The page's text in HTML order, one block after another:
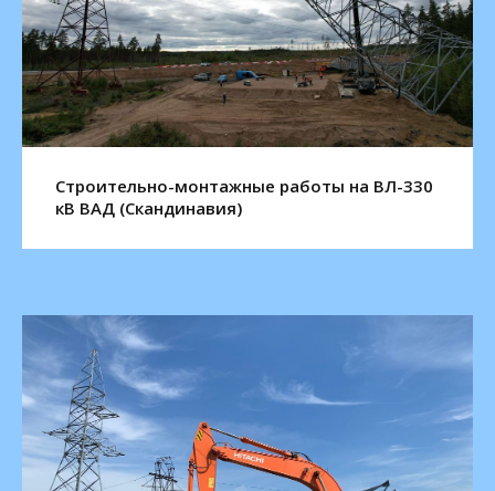
Строительно-монтажные работы на ВЛ-330
кВ ВАД (Скандинавия)